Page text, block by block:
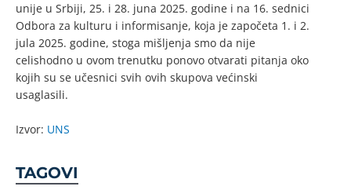
unije u Srbiji, 25. i 28. juna 2025. godine i na 16. sednici
Odbora za kulturu i informisanje, koja je započeta 1. i 2.
jula 2025. godine, stoga mišljenja smo da nije
celishodno u ovom trenutku ponovo otvarati pitanja oko
kojih su se učesnici svih ovih skupova većinski
usaglasili.
Izvor: UNS
TAGOVI